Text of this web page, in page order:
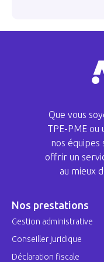
Que vous
TPE-PME
nos équipes
offrir un
au mieux
Nos prestations
Gestion administrative
Conseiller juridique
Déclaration fiscale